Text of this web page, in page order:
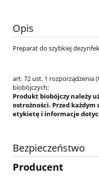
Opis
Preparat do szybkiej
art. 72 ust. 1 rozporządzenia
biobójczych:
Produkt biobójczy należy
ostrożności. Przed
etykietę i informacje
Bezpieczeństwo
Producent